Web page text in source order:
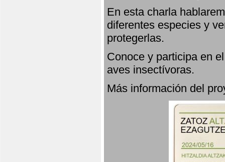
En esta charla
diferentes especies y
protegerlas.
Conoce y participa en
aves insectívoras.
Más información del